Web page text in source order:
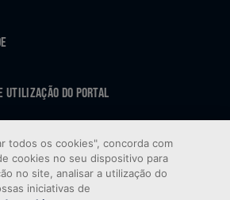
UTILIZAÇÃO DO PORTAL
todos os cookies", concorda com
cookies no seu dispositivo para
no site, analisar a utilização do
iniciativas de